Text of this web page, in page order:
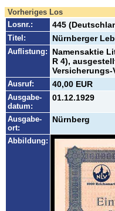
Vorheriges Los
Losnr.:
445
Titel: Nürnberger
Auflistung:
Namensaktie
R 4),
Versicherungs-
Ausruf: 40,00 EUR
Ausgabe-
datum:
01.12.1929
Ausgabe-
ort:
Nürnberg
Abbildung: